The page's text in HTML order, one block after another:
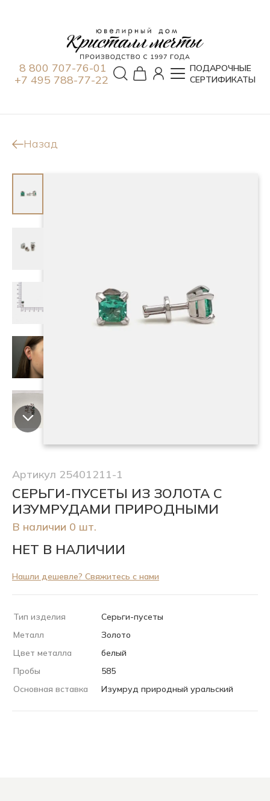
8 800 707-76-01
+7 495 788-77-22
ПОДАРОЧНЫЕ
СЕРТИФИКАТЫ
Назад
Артикул 25401211-1
СЕРЬГИ-ПУСЕТЫ ИЗ ЗОЛОТА С
ИЗУМРУДАМИ ПРИРОДНЫМИ
В наличии 0 шт.
НЕТ В НАЛИЧИИ
Нашли дешевле? Свяжитесь с нами
Тип изделия
Серьги-пусеты
Металл
Золото
Цвет металла
белый
Пробы
585
Основная вставка
Изумруд природный уральский